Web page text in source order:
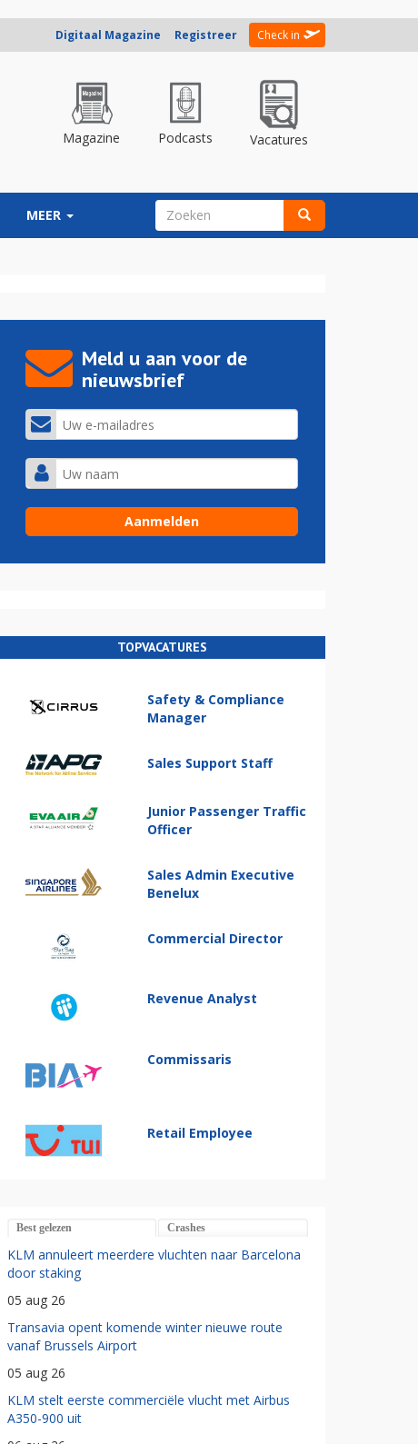
Digitaal Magazine Registreer Check in
Magazine Podcasts Vacatures
MEER ZOEKVELD
Meld u aan voor de
nieuwsbrief
TOPVACATURES
Safety & Compliance
Manager
Sales Support Staff
Junior Passenger Traffic
Officer
Sales Admin Executive
Benelux
Commercial Director
Revenue Analyst
Commissaris
Retail Employee
Best gelezen Crashes
KLM annuleert meerdere vluchten naar Barcelona
door staking
05 aug 26
Transavia opent komende winter nieuwe route
vanaf Brussels Airport
05 aug 26
KLM stelt eerste commerciële vlucht met Airbus
A350-900 uit